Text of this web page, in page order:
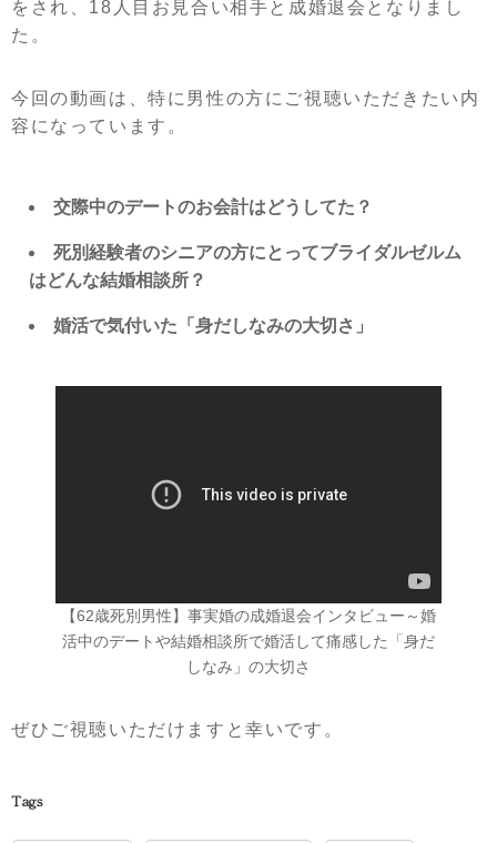
をされ、18人目お見合い相手と成婚退会となりまし
た。
今回の動画は、特に男性の方にご視聴いただきたい内
容になっています。
交際中のデートのお会計はどうしてた？
死別経験者のシニアの方にとってブライダルゼルム
はどんな結婚相談所？
婚活で気付いた「身だしなみの大切さ」
【62歳死別男性】事実婚の成婚退会インタビュー～婚
活中のデートや結婚相談所で婚活して痛感した「身だ
しなみ」の大切さ
ぜひご視聴いただけますと幸いです。
Tags